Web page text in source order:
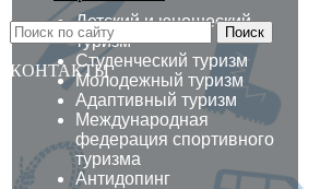
Поиск
КОНТАКТЫ
Детский и юношеский
туризм
Студенческий туризм
Молодежный туризм
Адаптивный туризм
Международная
федерация спортивного
туризма
Антидопинг